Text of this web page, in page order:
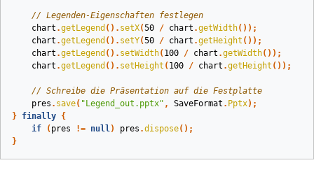
// Legenden-Eigenschaften festlegen
chart .getLegend (). setX(50 / chart .getWidth());
chart .getLegend (). setY(50 / chart .getHeight ());
chart .getLegend (). setWidth( 100 / chart .getWidth());
chart .getLegend (). setHeight ( 100 / chart .getHeight ());
// Schreibe die Präsentation auf die Festplatte
pres . save( "Legend_out.pptx" , SaveFormat . Pptx);
} finally {
if
( pres != null) pres .dispose();
}